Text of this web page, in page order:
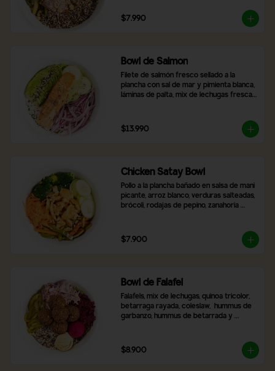
$7.990
Bowl de Salmon
Filete de salmón fresco sellado a la
plancha con sal de mar y pimienta blanca,
láminas de palta, mix de lechugas frescas,
tostado.
$13.990
Chicken Satay Bowl
Pollo a la plancha bañado en salsa de mani
picante, arroz blanco, verduras salteadas,
brócoli, rodajas de pepino, zanahoria
$7.900
Bowl de Falafel
Falafels, mix de lechugas, quinoa tricolor,
betarraga rayada, coleslaw,  hummus de
garbanzo, hummus de betarrada y
$8.900